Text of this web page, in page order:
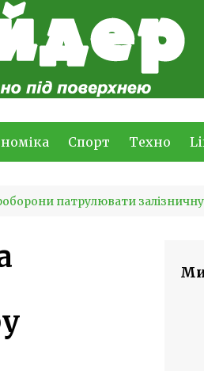
Спорт Техно
патрулювати
Ми